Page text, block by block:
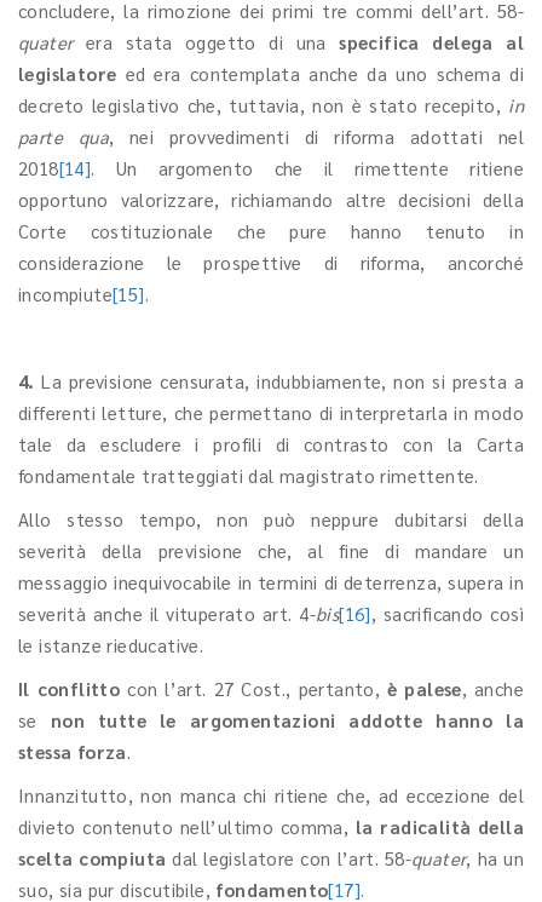
concludere, la rimozione dei primi tre commi dell’art. 58-
quaterera stata oggetto di unaspecifica delega al
legislatore ed era contemplata anche da uno schema di
decreto legislativo che, tuttavia, non è stato recepito, in
parte qua, nei provvedimenti di riforma adottati nel
2018[14]. Un argomento che il rimettente ritiene
opportuno valorizzare, richiamando altre decisioni della
Corte costituzionale che pure hanno tenuto in
considerazione le prospettive di riforma, ancorché
incompiute[15].
4. La previsione censurata, indubbiamente, non si presta a
differenti letture, che permettano di interpretarla in modo
tale da escludere i profili di contrasto con la Carta
fondamentale tratteggiati dal magistrato rimettente.
Allo stesso tempo, non può neppure dubitarsi della
severità della previsione che, al fine di mandare un
messaggio inequivocabile in termini di deterrenza, supera in
severità anche il vituperato art. 4-bis[16], sacrificando così
le istanze rieducative.
Il conflitto con l’art. 27 Cost., pertanto,è palese, anche
se non tutte le argomentazioni addotte hanno la
stessa forza.
Innanzitutto, non manca chi ritiene che, ad eccezione del
divieto contenuto nell’ultimo comma, la radicalità della
scelta compiuta dal legislatore con l’art. 58-quater, ha un
suo, sia pur discutibile, fondamento[17].